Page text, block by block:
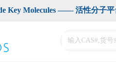
Key Molecules —— 活性分子平